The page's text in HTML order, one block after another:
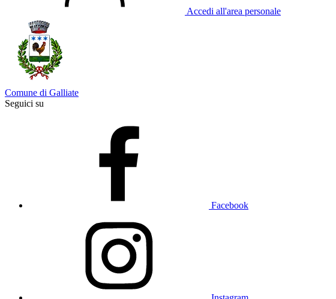
Accedi all'area personale
Comune di Galliate
Seguici su
Facebook